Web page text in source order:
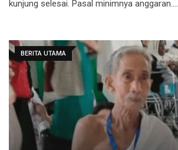
kunjung selesai. Pasal minimnya anggaran.…
BERITA UTAMA